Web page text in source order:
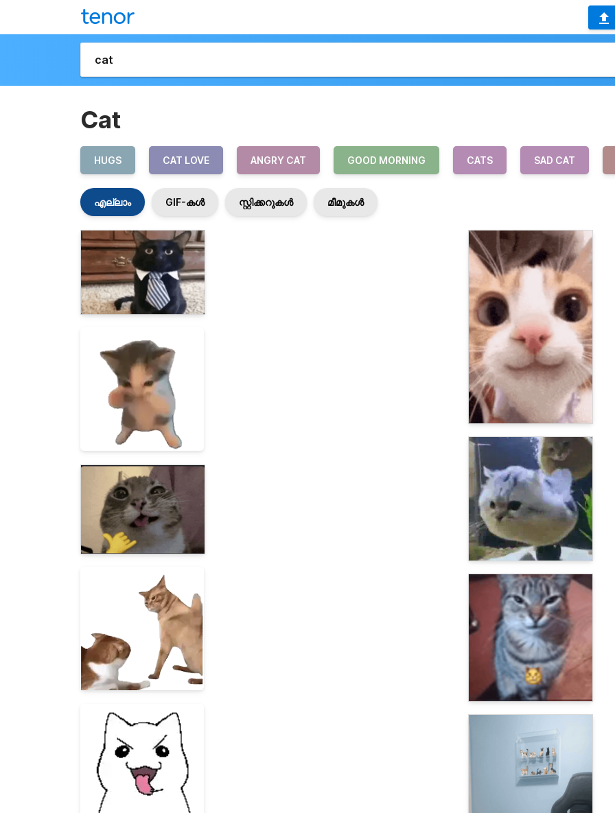
Cat
HUGS CAT LOVE ANGRY CAT GOOD MORNING CATS SAD CAT
എല്ലാം GIF-കൾ സ്റ്റിക്കറുകൾ മീമുകൾ